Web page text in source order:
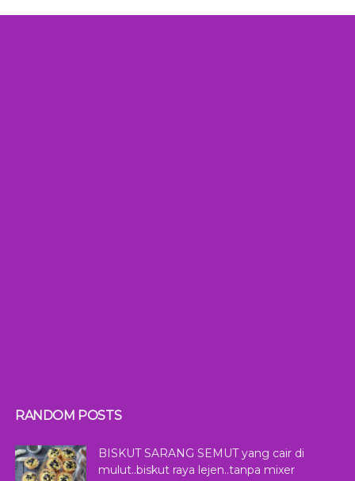
RANDOM POSTS
BISKUT SARANG SEMUT yang cair di
mulut..biskut raya lejen..tanpa mixer